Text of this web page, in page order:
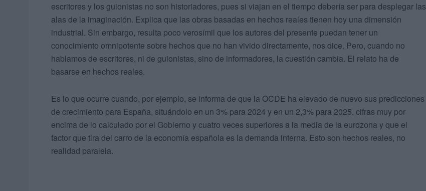
escritores y los guionistas no son historiadores, pues si viajan en el tiempo debería ser para desplegar las
alas de la imaginación. Explica que las obras basadas en hechos reales tienen hoy una dimensión
industrial. Sin embargo, resulta poco verosímil que los autores del presente puedan tener un
conocimiento omnipotente sobre hechos que no han vivido directamente, nos dice. Pero, cuando no
hablamos de escritores, ni de guionistas, sino de informadores, la cuestión cambia. El relato ha de
basarse en hechos reales.
Es lo que ocurre cuando, por ejemplo, se informa de que la OCDE ha elevado de nuevo sus predicciones
de crecimiento para España, situándolo en un 3% para 2024 y en un 2,3% para 2025, cifras muy por
encima de lo calculado por el Gobierno y cuatro veces superiores a la media de la eurozona y que el
factor que tira del carro de la economía española es la demanda interna. Esto son hechos reales, no
realidad paralela.